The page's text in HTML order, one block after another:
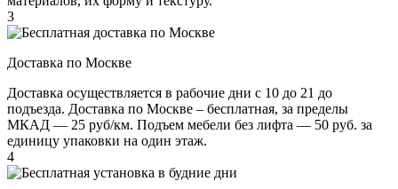
3
Доставка по Москве
Доставка осуществляется в рабочие дни с 10 до 21 до
подъезда. Доставка по Москве – бесплатная, за пределы
МКАД — 25 руб/км. Подъем мебели без лифта — 50 руб. за
единицу упаковки на один этаж.
4